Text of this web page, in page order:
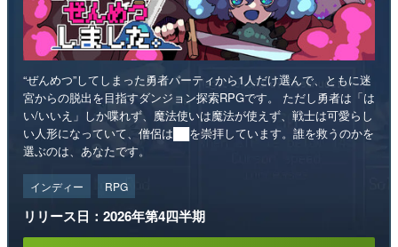
“ぜんめつ”してしまった勇者パーティから1人だけ選んで、ともに迷
宮からの脱出を目指すダンジョン探索RPGです。 ただし勇者は「は
い/いいえ」しか喋れず、魔法使いは魔法が使えず、戦士は可愛らし
い人形になっていて、僧侶は██を崇拝しています。誰を救うのかを
選ぶのは、あなたです。
インディー RPG
リリース日：2026年第4四半期